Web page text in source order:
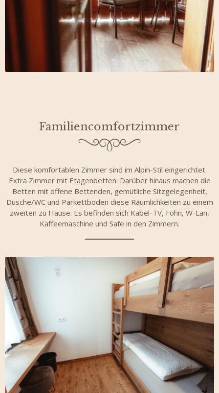
Familiencomfortzimmer
Diese komfortablen Zimmer sind im Alpin-Stil eingerichtet.
Extra Zimmer mit Etagenbetten. Darüber hinaus machen die
Betten mit offene Bettenden, gemütliche Sitzgelegenheit,
Dusche/WC und Parkettböden diese Räumlichkeiten zu einem
zweiten zu Hause. Es befinden sich Kabel-TV, Föhn, W-Lan,
Kaffeemaschine und Safe in den Zimmern.